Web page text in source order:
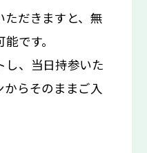
だきますと、無
です。
し、当日持参いた
らそのままご入